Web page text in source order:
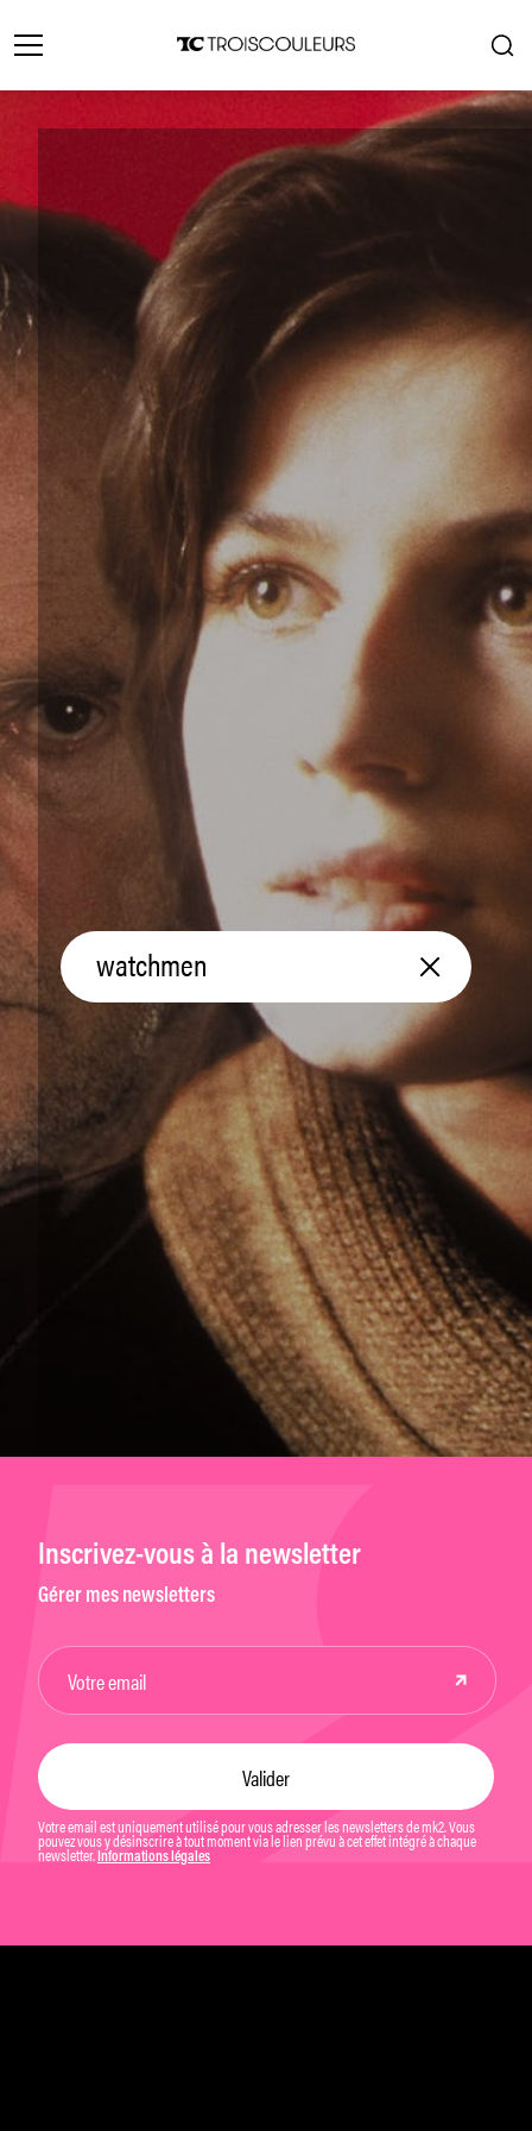
Inscrivez-vous à la newsletter
Gérer mes newsletters
Votre email est uniquement utilisé pour vous adresser les newsletters de mk2. Vous
pouvez vous y désinscrire à tout moment via le lien prévu à cet effet intégré à chaque
newsletter. Informations légales